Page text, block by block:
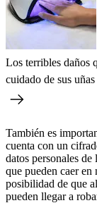
Los terribles daños
cuidado de sus uñas
También es
cuenta con un
datos personales
que pueden caer en
posibilidad de que
pueden llegar a